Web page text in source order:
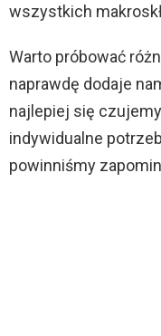
wszystkich
Warto próbować
naprawdę dodaje
najlepiej się
indywidualne
powinniśmy